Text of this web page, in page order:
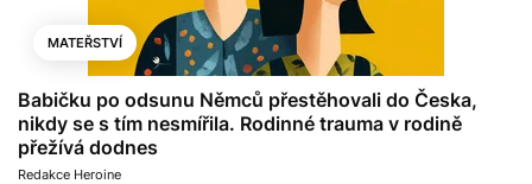
MATEŘSTVÍ
Babičku po odsunu Němců přestěhovali do Česka,
nikdy se s tím nesmířila. Rodinné trauma v rodině
přežívá dodnes
Redakce Heroine